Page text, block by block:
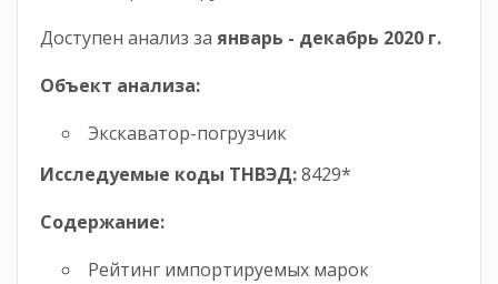
Доступен анализ за январь - декабрь 2020 г.
Объект анализа:
Экскаватор-погрузчик
Исследуемые коды ТНВЭД:8429*
Содержание:
Рейтинг импортируемых марок